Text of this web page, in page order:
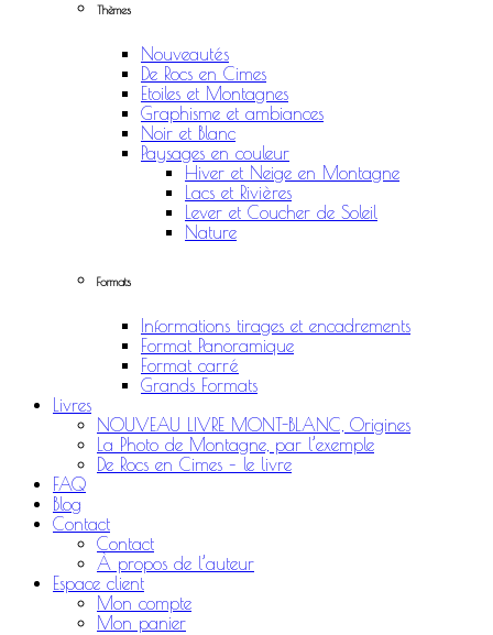
Thèmes
Nouveautés
De Rocs en Cimes
Etoiles et Montagnes
Graphisme et ambiances
Noir et Blanc
Paysages en couleur
Hiver et Neige en Montagne
Lacs et Rivières
Lever et Coucher de Soleil
Nature
Formats
Informations tirages et encadrements
Format Panoramique
Format carré
Grands Formats
Livres
NOUVEAU LIVRE MONT-BLANC, Origines
La Photo de Montagne, par l’exemple
De Rocs en Cimes – le livre
FAQ
Blog
Contact
Contact
À propos de l’auteur
Espace client
Mon compte
Mon panier